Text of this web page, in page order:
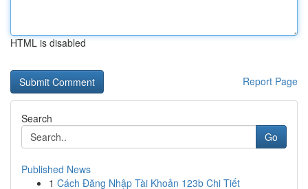
HTML is disabled
Report Page
Search
Go
Published News
1 Cách Đăng Nhập Tài Khoản 123b Chi Tiết